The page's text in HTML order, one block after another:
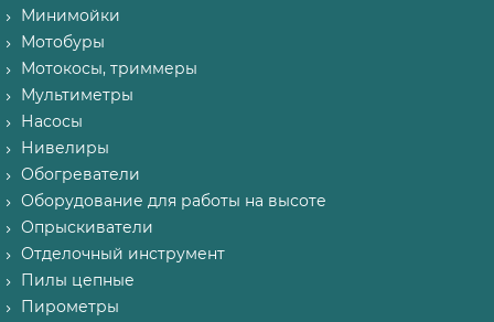
Минимойки
Мотобуры
Мотокосы, триммеры
Мультиметры
Насосы
Нивелиры
Обогреватели
Оборудование для работы на высоте
Опрыскиватели
Отделочный инструмент
Пилы цепные
Пирометры